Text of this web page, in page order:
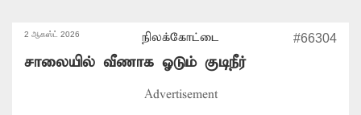
2 ஆகஸ்ட் 2026 நிலக்கோட்டை #66304
சாலையில் வீணாக ஓடும் குடிநீர்
Advertisement